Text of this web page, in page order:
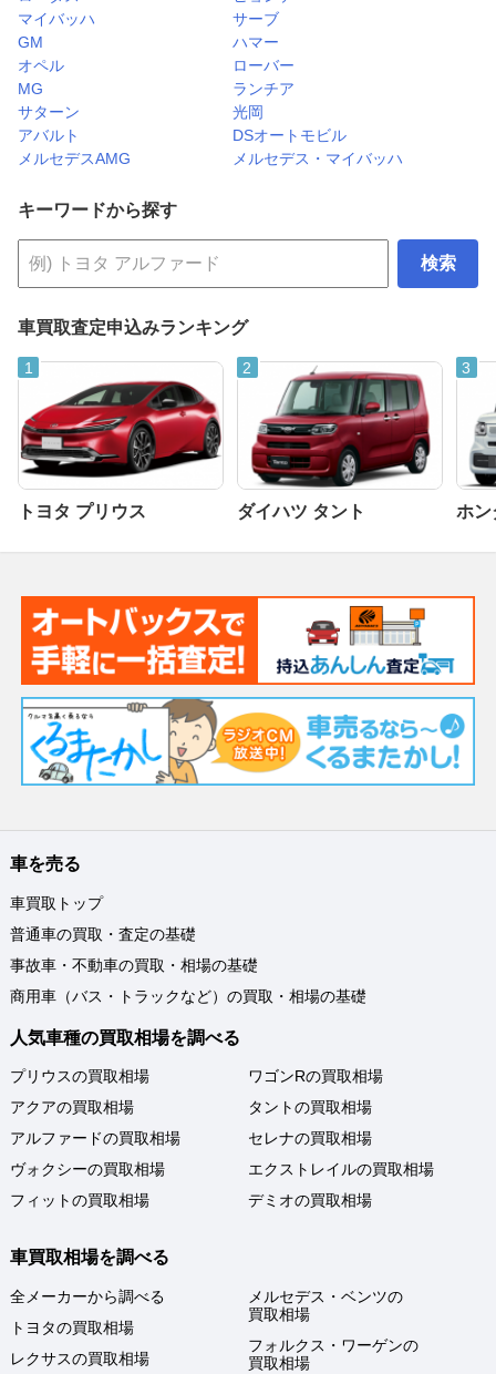
マイバッハ
サーブ
GM
ハマー
オペル
ローバー
MG
ランチア
サターン
光岡
アバルト
DSオートモビル
メルセデスAMG
メルセデス・マイバッハ
キーワードから探す
検索
車買取査定申込みランキング
トヨタ プリウス ダイハツ タント ホン
車を売る
車買取トップ
普通車の買取・査定の基礎
事故車・不動車の買取・相場の基礎
商用車（バス・トラックなど）の買取・相場の基礎
人気車種の買取相場を調べる
プリウスの買取相場
アクアの買取相場
アルファードの買取相場
ヴォクシーの買取相場
フィットの買取相場
ワゴンRの買取相場
タントの買取相場
セレナの買取相場
エクストレイルの買取相場
デミオの買取相場
車買取相場を調べる
全メーカーから調べる
トヨタの買取相場
レクサスの買取相場
メルセデス・ベンツの
買取相場
フォルクス・ワーゲンの
買取相場